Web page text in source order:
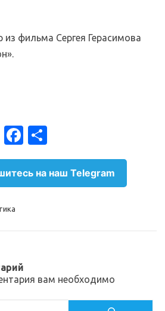
фильма Сергея Герасимова
X
Fa
c
e
b
т
п
р
ь
на наш Telegram
вам необходимо